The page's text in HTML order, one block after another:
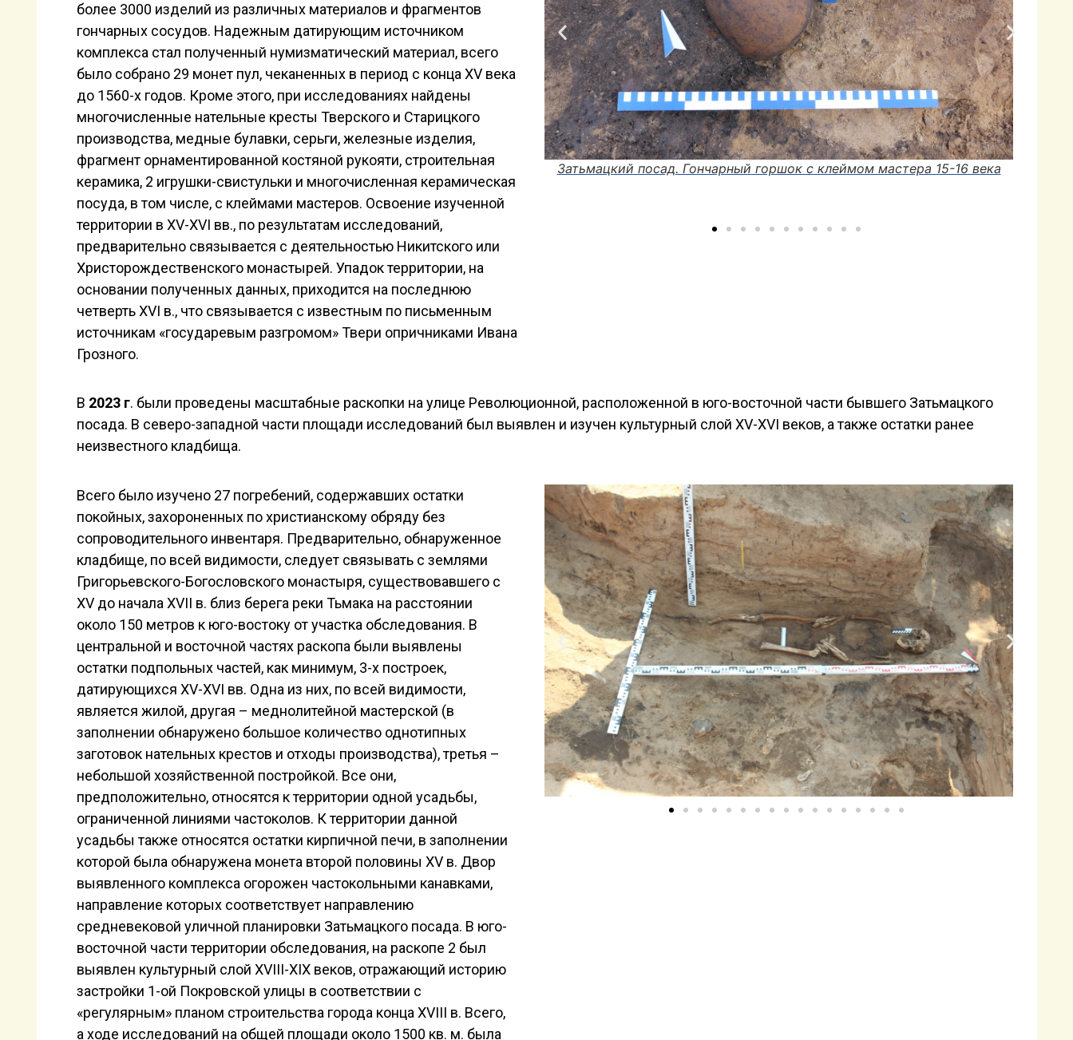
более 3000 изделий из различных материалов и фрагментов
гончарных сосудов. Надежным датирующим источником
комплекса стал полученный нумизматический материал, всего
было собрано 29 монет пул, чеканенных в период с конца XV века
до 1560-х годов. Кроме этого, при исследованиях найдены
многочисленные нательные кресты Тверского и Старицкого
производства, медные булавки, серьги, железные изделия,
фрагмент орнаментированной костяной рукояти, строительная
керамика, 2 игрушки-свистульки и многочисленная керамическая
посуда, в том числе, с клеймами мастеров. Освоение изученной
территории в XV-XVI вв., по результатам исследований,
предварительно связывается с деятельностью Никитского или
Христорождественского монастырей. Упадок территории, на
основании полученных данных, приходится на последнюю
четверть XVI в., что связывается с известным по письменным
источникам «государевым разгромом» Твери опричниками Ивана
Грозного.
Затьмацкий посад. Гончарный горшок с клеймом мастера 15-16 века
В 2023 г. были проведены масштабные раскопки на улице Революционной, расположенной в юго-восточной части бывшего Затьмацкого
посада. В северо-западной части площади исследований был выявлен и изучен культурный слой XV-XVI веков, а также остатки ранее
неизвестного кладбища.
Всего было изучено 27 погребений, содержавших остатки
покойных, захороненных по христианскому обряду без
сопроводительного инвентаря. Предварительно, обнаруженное
кладбище, по всей видимости, следует связывать с землями
Григорьевского-Богословского монастыря, существовавшего с
XV до начала XVII в. близ берега реки Тьмака на расстоянии
около 150 метров к юго-востоку от участка обследования. В
центральной и восточной частях раскопа были выявлены
остатки подпольных частей, как минимум, 3-х построек,
датирующихся XV-XVI вв. Одна из них, по всей видимости,
является жилой, другая – меднолитейной мастерской (в
заполнении обнаружено большое количество однотипных
заготовок нательных крестов и отходы производства), третья –
небольшой хозяйственной постройкой. Все они,
предположительно, относятся к территории одной усадьбы,
ограниченной линиями частоколов. К территории данной
усадьбы также относятся остатки кирпичной печи, в заполнении
которой была обнаружена монета второй половины XV в. Двор
выявленного комплекса огорожен частокольными канавками,
направление которых соответствует направлению
средневековой уличной планировки Затьмацкого посада. В юго-
восточной части территории обследования, на раскопе 2 был
выявлен культурный слой XVIII-XIX веков, отражающий историю
застройки 1-ой Покровской улицы в соответствии с
«регулярным» планом строительства города конца XVIII в. Всего,
а ходе исследований на общей площади около 1500 кв. м. была